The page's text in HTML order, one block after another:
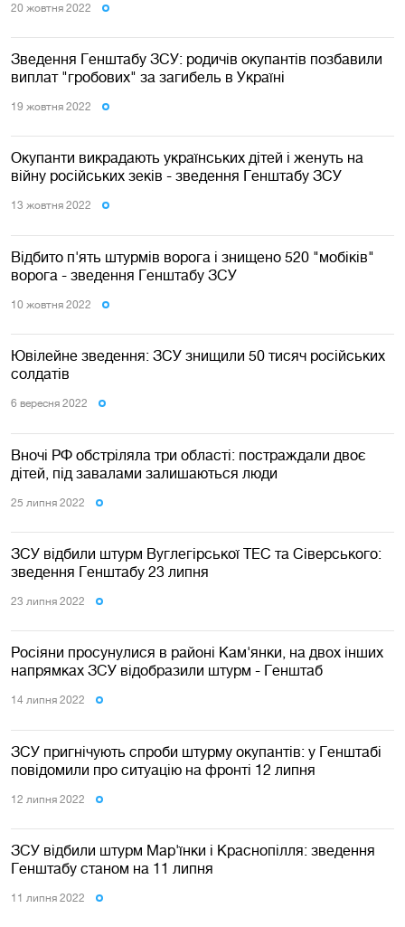
20 жовтня 2022
Зведення Генштабу ЗСУ: родичів окупантів позбавили
виплат "гробових" за загибель в Україні
19 жовтня 2022
Окупанти викрадають українських дітей і женуть на
війну російських зеків - зведення Генштабу ЗСУ
13 жовтня 2022
Відбито п'ять штурмів ворога і знищено 520 "мобіків"
ворога - зведення Генштабу ЗСУ
10 жовтня 2022
Ювілейне зведення: ЗСУ знищили 50 тисяч російських
солдатів
6 вересня 2022
Вночі РФ обстріляла три області: постраждали двоє
дітей, під завалами залишаються люди
25 липня 2022
ЗСУ відбили штурм Вуглегірської ТЕС та Сіверського:
зведення Генштабу 23 липня
23 липня 2022
Росіяни просунулися в районі Кам'янки, на двох інших
напрямках ЗСУ відобразили штурм - Генштаб
14 липня 2022
ЗСУ пригнічують спроби штурму окупантів: у Генштабі
повідомили про ситуацію на фронті 12 липня
12 липня 2022
ЗСУ відбили штурм Мар'їнки і Краснопілля: зведення
Генштабу станом на 11 липня
11 липня 2022